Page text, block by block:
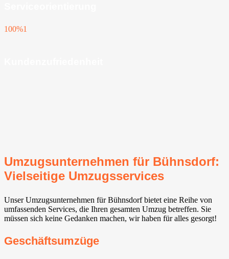
100%1
Umzugsunternehmen für Bühnsdorf:
Vielseitige Umzugsservices
Unser Umzugsunternehmen für Bühnsdorf bietet eine Reihe von
umfassenden Services, die Ihren gesamten Umzug betreffen. Sie
müssen sich keine Gedanken machen, wir haben für alles gesorgt!
Geschäftsumzüge